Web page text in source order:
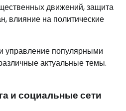
движений, защита
влияние на политические
управление популярными
актуальные темы.
и социальные сети